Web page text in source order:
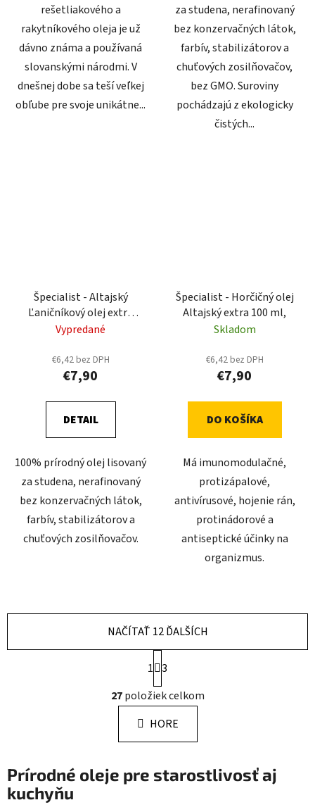
rešetliakového a
rakytníkového oleja je už
dávno známa a používaná
slovanskými národmi. V
dnešnej dobe sa teší veľkej
obľube pre svoje unikátne...
za studena, nerafinovaný
bez konzervačných látok,
farbív, stabilizátorov a
chuťových zosilňovačov,
bez GMO. Suroviny
pochádzajú z ekologicky
čistých...
Špecialist - Altajský
Ľaničníkový olej extra
virgin 100 ml
Vypredané
€6,42 bez DPH
€7,90
DETAIL
100% prírodný olej lisovaný
za studena, nerafinovaný
bez konzervačných látok,
farbív, stabilizátorov a
chuťových zosilňovačov.
Špecialist - Horčičný olej
Altajský extra 100 ml,
Skladom
€6,42 bez DPH
€7,90
DO KOŠÍKA
Má imunomodulačné,
protizápalové,
antivírusové, hojenie rán,
protinádorové a
antiseptické účinky na
organizmus.
O
v
á
d
c
NAČÍTAŤ 12 ĎALŠÍCH
S
t
r
á
n
k
n
1 3
27položiek celkom
HORE
Prírodné oleje pre starostlivosť aj
kuchyňu